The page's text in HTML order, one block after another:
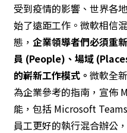
受到疫情的影響、世界各
始了遠距工作。微軟相信
態， 企業領導者們必須重
員 (People) 、場域
的嶄新工作模式。 微軟全
為企業參考的指南，宣佈
能，包括 Microsoft
員工更好的執行混合辦公